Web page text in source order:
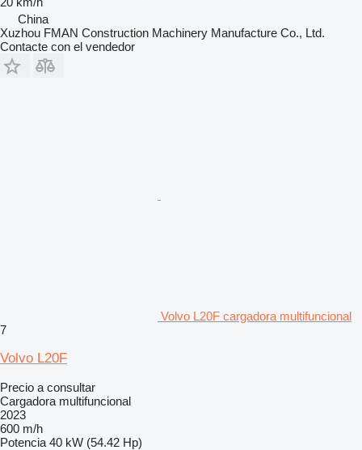
China
Xuzhou FMAN Construction Machinery Manufacture Co., Ltd.
Contacte con el vendedor
Volvo L20F cargadora multifuncional
7
Volvo L20F
Precio a consultar
Cargadora multifuncional
2023
600 m/h
Potencia 40 kW (54.42 Hp)